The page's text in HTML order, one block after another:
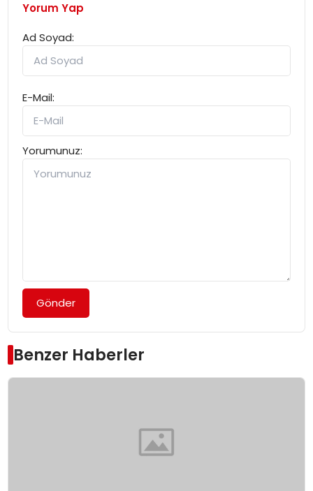
Yorum Yap
Ad Soyad:
E-Mail:
Yorumunuz:
Gönder
Benzer Haberler